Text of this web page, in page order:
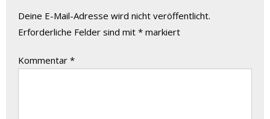
Deine E-Mail-Adresse wird nicht veröffentlicht.
Erforderliche Felder sind mit * markiert
Kommentar *